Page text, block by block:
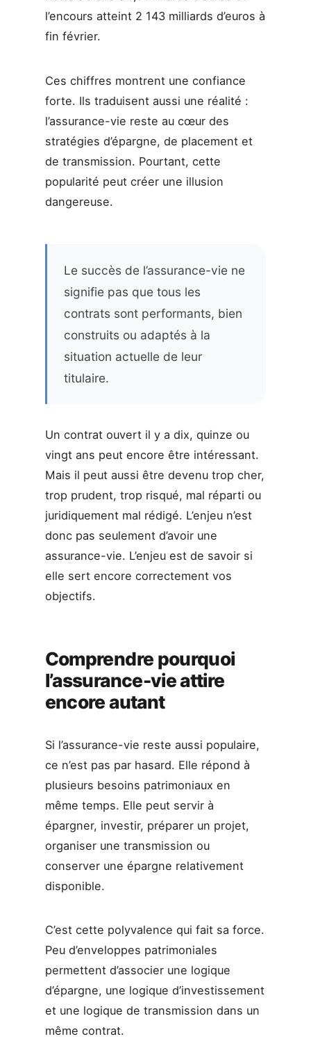
l’encours atteint 2 143 milliards d’euros à
fin février.
Ces chiffres montrent une confiance
forte. Ils traduisent aussi une réalité :
l’assurance-vie reste au cœur des
stratégies d’épargne, de placement et
de transmission. Pourtant, cette
popularité peut créer une illusion
dangereuse.
Le succès de l’assurance-vie ne
signifie pas que tous les
contrats sont performants, bien
construits ou adaptés à la
situation actuelle de leur
titulaire.
Un contrat ouvert il y a dix, quinze ou
vingt ans peut encore être intéressant.
Mais il peut aussi être devenu trop cher,
trop prudent, trop risqué, mal réparti ou
juridiquement mal rédigé. L’enjeu n’est
donc pas seulement d’avoir une
assurance-vie. L’enjeu est de savoir si
elle sert encore correctement vos
objectifs.
Comprendre pourquoi
l’assurance-vie attire
encore autant
Si l’assurance-vie reste aussi populaire,
ce n’est pas par hasard. Elle répond à
plusieurs besoins patrimoniaux en
même temps. Elle peut servir à
épargner, investir, préparer un projet,
organiser une transmission ou
conserver une épargne relativement
disponible.
C’est cette polyvalence qui fait sa force.
Peu d’enveloppes patrimoniales
permettent d’associer une logique
d’épargne, une logique d’investissement
et une logique de transmission dans un
même contrat.